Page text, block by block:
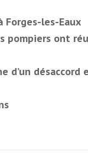
les-Eaux
pompiers ont
d’un désaccord